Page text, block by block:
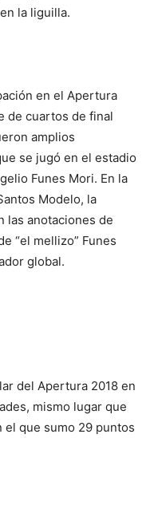
la liguilla.
en el Apertura
de cuartos de final
amplios
se jugó en el estadio
Funes Mori. En la
Modelo, la
las anotaciones de
“el mellizo” Funes
global.
del Apertura 2018 en
mismo lugar que
el que sumo 29 puntos